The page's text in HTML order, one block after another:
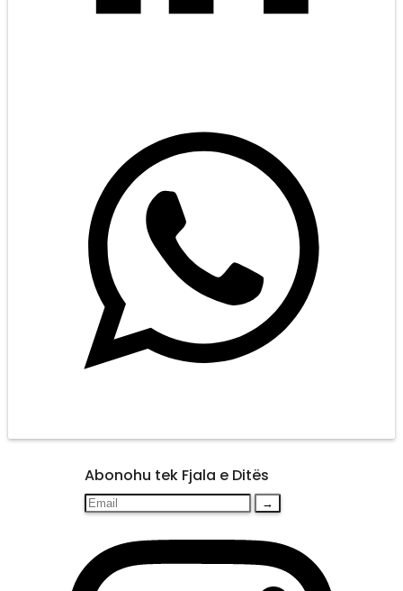
Abonohu tek Fjala e Ditës